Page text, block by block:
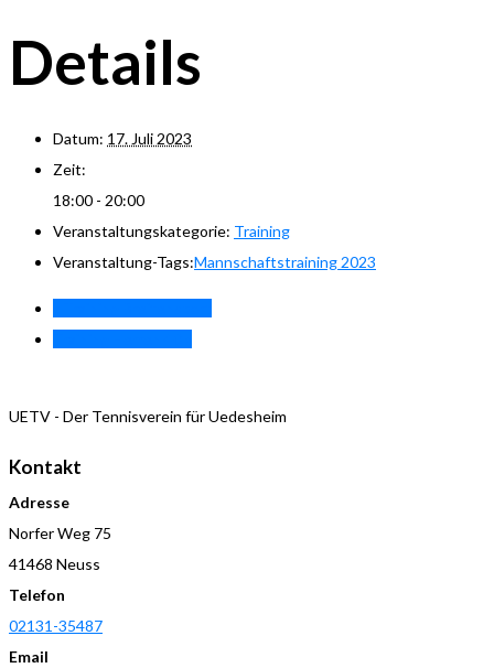
Details
Datum: 17. Juli 2023
Zeit:
18:00 - 20:00
Veranstaltungskategorie: Training
Veranstaltung-Tags:Mannschaftstraining 2023
UETV - Der Tennisverein für Uedesheim
Kontakt
Adresse
Norfer Weg 75
41468 Neuss
Telefon
02131-35487
Email